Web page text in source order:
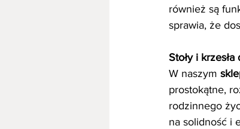
również są
sprawia, że
Stoły i
W naszym
prostokątne,
rodzinnego
na solidność i